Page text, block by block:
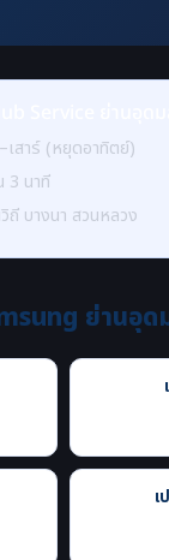
เสาร์ (หยุดอาทิตย์)
3 นาที
บางนา สวนหลวง
ย่านอุด